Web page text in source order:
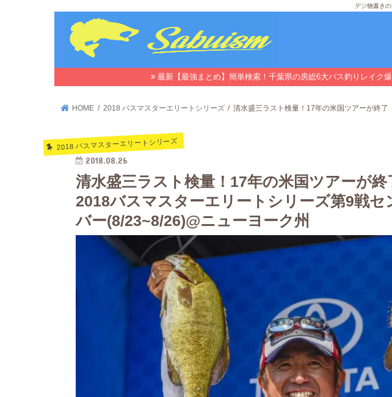
デジ物書き
最新【最強まとめ】簡単検索！千葉県の房総6大バス釣りレイク
HOME 2018 バスマスターエリートシリーズ 清水盛三ラスト検量！17年の米国ツアーが終
2018 バスマスターエリートシリーズ
2018.08.26
清水盛三ラスト検量！17年の米国ツアーが終
2018バスマスターエリートシリーズ第9戦セ
バー(8/23~8/26)@ニューヨーク州